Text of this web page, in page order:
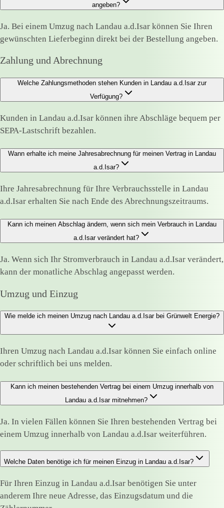
angeben?
Ja. Bei einem Umzug nach Landau a.d.Isar können Sie Ihren
gewünschten Lieferbeginn direkt bei der Bestellung angeben.
Zahlung und Abrechnung
Welche Zahlungsmethoden stehen Kunden in Landau a.d.Isar zur
Verfügung?
Kunden in Landau a.d.Isar können ihre Abschläge bequem per
SEPA-Lastschrift bezahlen.
Wann erhalte ich meine Jahresabrechnung für meinen Vertrag in Landau
a.d.Isar?
Ihre Jahresabrechnung für Ihre Verbrauchsstelle in Landau
a.d.Isar erhalten Sie nach Ende des Abrechnungszeitraums.
Kann ich meinen Abschlag ändern, wenn sich mein Verbrauch in Landau
a.d.Isar verändert hat?
Ja. Wenn sich Ihr Stromverbrauch in Landau a.d.Isar verändert,
kann der monatliche Abschlag angepasst werden.
Umzug und Einzug
Wie melde ich meinen Umzug nach Landau a.d.Isar bei Grünwelt Energie?
Ihren Umzug nach Landau a.d.Isar können Sie einfach online
oder schriftlich bei uns melden.
Kann ich meinen bestehenden Vertrag bei einem Umzug innerhalb von
Landau a.d.Isar mitnehmen?
Ja. In vielen Fällen können Sie Ihren bestehenden Vertrag bei
einem Umzug innerhalb von Landau a.d.Isar weiterführen.
Welche Daten benötige ich für meinen Einzug in Landau a.d.Isar?
Für Ihren Einzug in Landau a.d.Isar benötigen Sie unter
anderem Ihre neue Adresse, das Einzugsdatum und die